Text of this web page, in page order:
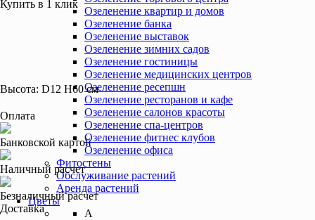
Озеленение квартир и домов
Озеленение банка
Озеленение выставок
Озеленение зимних садов
Озеленение гостиницы
Озеленение медицинских центров
Озеленение ресепшн
Озеленение ресторанов и кафе
Озеленение салонов красоты
Озеленение спа-центров
Озеленение фитнес клубов
Озеленение офиса
Фитостены
Обслуживание растений
Аренда растений
Цветы
А
Купить в 1 клик
Высота: D12 H60 см
Оплата
Банковской картой
Наличный расчет
Безналичный расчет
Доставка